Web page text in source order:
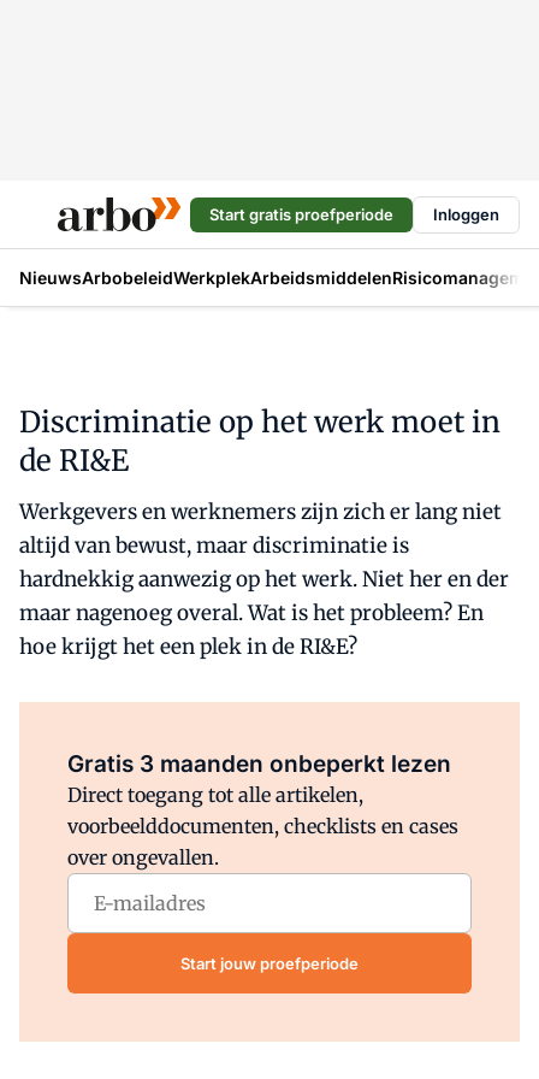
Start gratis proefperiode Inloggen
NieuwsArbobeleidWerkplekArbeidsmiddelen
Discriminatie op het werk moet in
de RI&E
Werkgevers en werknemers zijn zich er lang niet
altijd van bewust, maar discriminatie is
hardnekkig aanwezig op het werk. Niet her en der
maar nagenoeg overal. Wat is het probleem? En
hoe krijgt het een plek in de RI&E?
Gratis 3 maanden onbeperkt lezen
Direct toegang tot alle artikelen,
voorbeelddocumenten, checklists en cases
over ongevallen.
Start jouw proefperiode